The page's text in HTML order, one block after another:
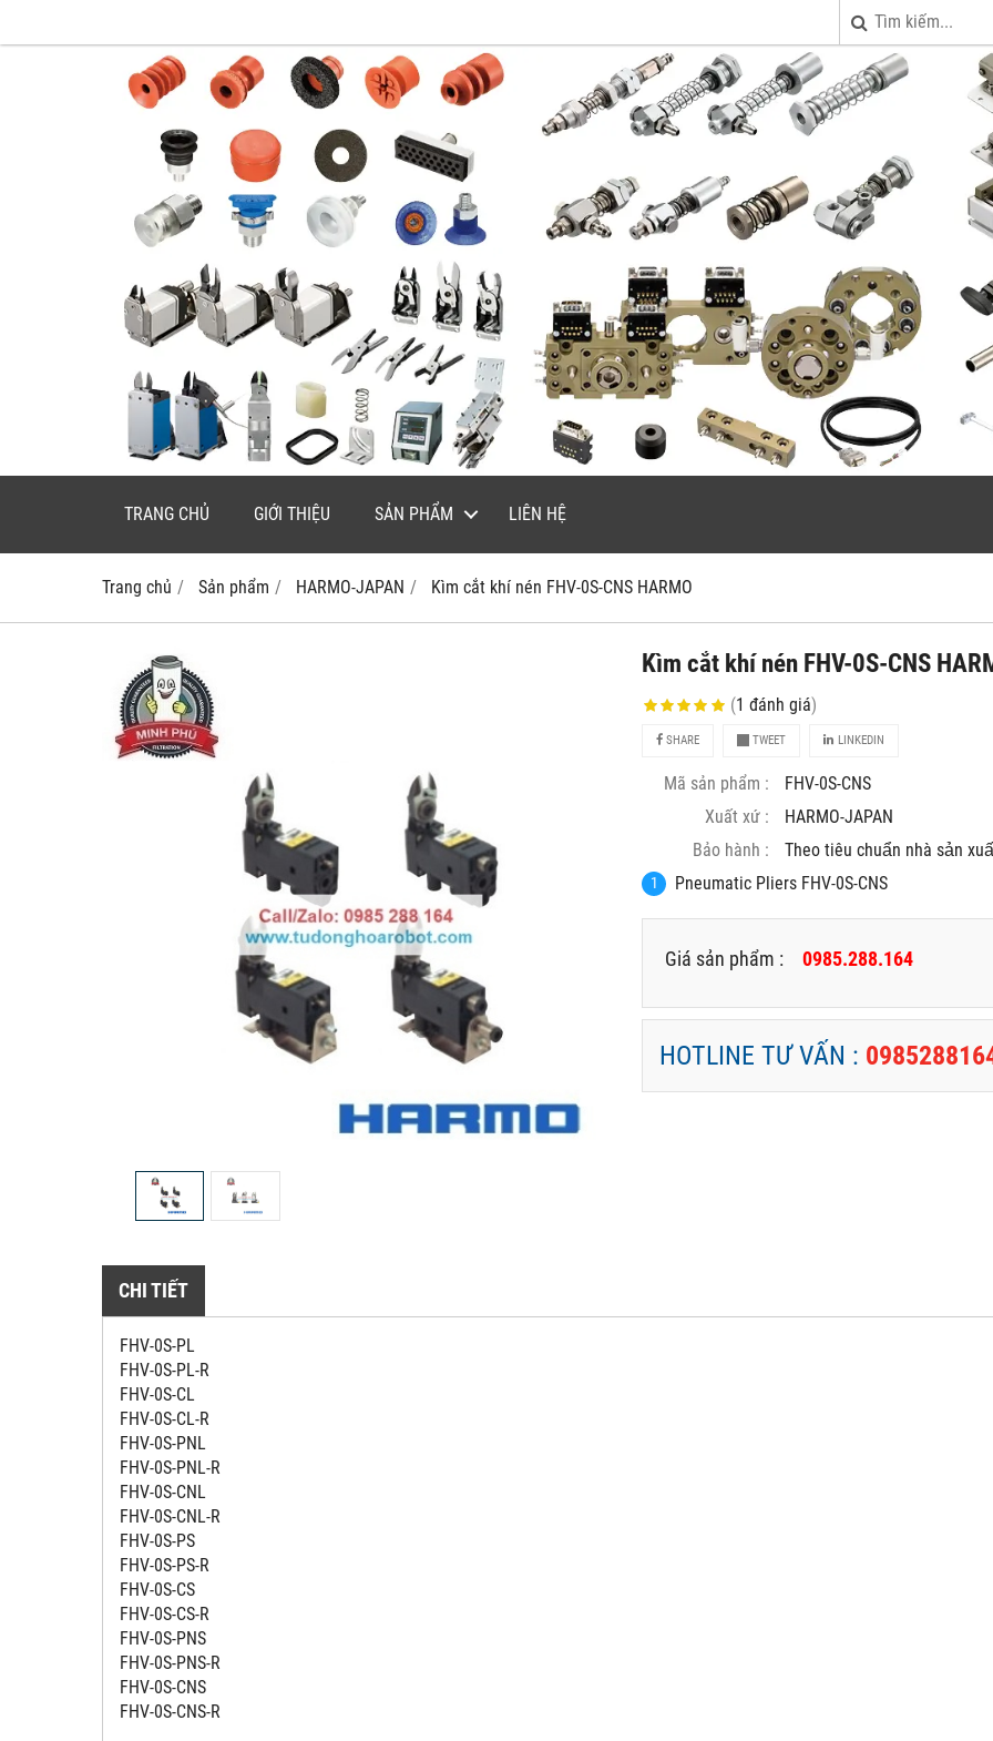
TRANG CHỦ GIỚI THIỆU SẢN PHẨM LIÊN HỆ
Trang chủ Sản phẩm HARMO-JAPAN Kìm cắt khí nén FHV-0S-CNS HARMO
Kìm cắt khí nén FHV-0S-CNS
(1đánh giá)
SHARE TWEET LINKEDIN
Mã sản phẩm :
FHV-0S-CNS
Xuất xứ :
HARMO-JAPAN
Bảo hành :
Theo tiêu chuẩn nhà sản
Pneumatic Pliers FHV-0S-CNS
Giá sản phẩm : 0985.288.164
HOTLINE TƯ VẤN :
CHI TIẾT
FHV-0S-PL
FHV-0S-PL-R
FHV-0S-CL
FHV-0S-CL-R
FHV-0S-PNL
FHV-0S-PNL-R
FHV-0S-CNL
FHV-0S-CNL-R
FHV-0S-PS
FHV-0S-PS-R
FHV-0S-CS
FHV-0S-CS-R
FHV-0S-PNS
FHV-0S-PNS-R
FHV-0S-CNS
FHV-0S-CNS-R